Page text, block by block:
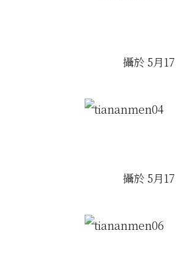
攝於 5月
攝於 5月